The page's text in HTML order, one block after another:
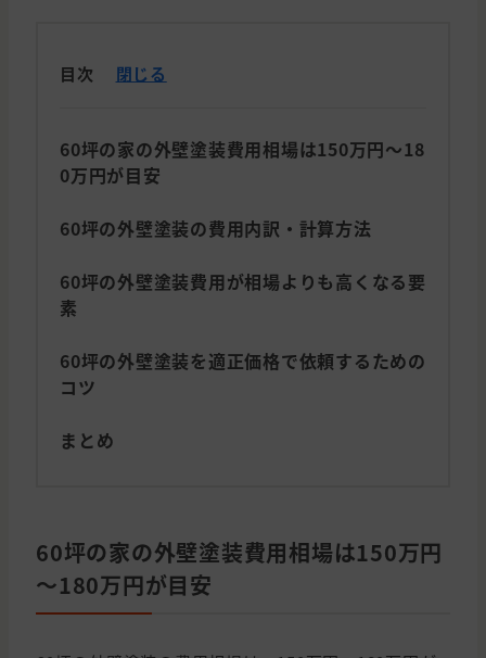
目次 閉じる
60坪の家の外壁塗装費用相場は150万円～18
0万円が目安
60坪の外壁塗装の費用内訳・計算方法
60坪の外壁塗装費用が相場よりも高くなる要
素
60坪の外壁塗装を適正価格で依頼するための
コツ
まとめ
60坪の家の外壁塗装費用相場は150万円
～180万円が目安